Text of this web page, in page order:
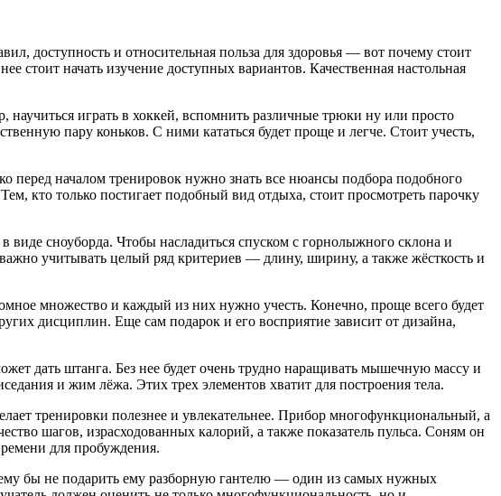
доступность и относительная польза для здоровья — вот почему стоит
стоит начать изучение доступных вариантов. Качественная настольная
играть в хоккей, вспомнить различные трюки ну или просто
пару коньков. С ними кататься будет проще и легче. Стоит учесть,
началом тренировок нужно знать все нюансы подбора подобного
кто только постигает подобный вид отдыха, стоит просмотреть парочку
сноуборда. Чтобы насладиться спуском с горнолыжного склона и
учитывать целый ряд критериев — длину, ширину, а также жёсткость и
множество и каждый из них нужно учесть. Конечно, проще всего будет
дисциплин. Еще сам подарок и его восприятие зависит от дизайна,
дать штанга. Без нее будет очень трудно наращивать мышечную массу и
и жим лёжа. Этих трех элементов хватит для построения тела.
тренировки полезнее и увлекательнее. Прибор многофункциональный, а
шагов, израсходованных калорий, а также показатель пульса. Соням он
для пробуждения.
бы не подарить ему разборную гантелю — один из самых нужных